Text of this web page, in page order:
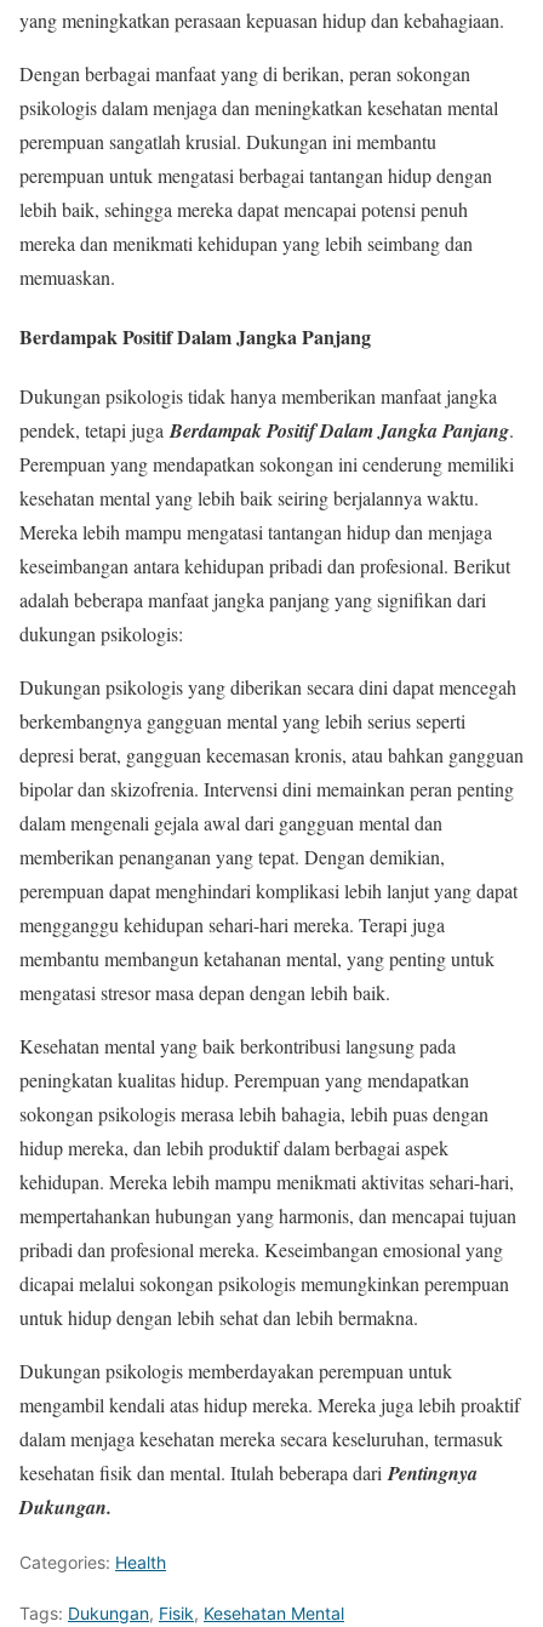
yang meningkatkan perasaan kepuasan hidup dan kebahagiaan.
Dengan berbagai manfaat yang di berikan, peran sokongan
psikologis dalam menjaga dan meningkatkan kesehatan mental
perempuan sangatlah krusial. Dukungan ini membantu
perempuan untuk mengatasi berbagai tantangan hidup dengan
lebih baik, sehingga mereka dapat mencapai potensi penuh
mereka dan menikmati kehidupan yang lebih seimbang dan
memuaskan.
Berdampak Positif Dalam Jangka Panjang
Dukungan psikologis tidak hanya memberikan manfaat jangka
pendek, tetapi juga Berdampak Positif Dalam Jangka Panjang.
Perempuan yang mendapatkan sokongan ini cenderung memiliki
kesehatan mental yang lebih baik seiring berjalannya waktu.
Mereka lebih mampu mengatasi tantangan hidup dan menjaga
keseimbangan antara kehidupan pribadi dan profesional. Berikut
adalah beberapa manfaat jangka panjang yang signifikan dari
dukungan psikologis:
Dukungan psikologis yang diberikan secara dini dapat mencegah
berkembangnya gangguan mental yang lebih serius seperti
depresi berat, gangguan kecemasan kronis, atau bahkan gangguan
bipolar dan skizofrenia. Intervensi dini memainkan peran penting
dalam mengenali gejala awal dari gangguan mental dan
memberikan penanganan yang tepat. Dengan demikian,
perempuan dapat menghindari komplikasi lebih lanjut yang dapat
mengganggu kehidupan sehari-hari mereka. Terapi juga
membantu membangun ketahanan mental, yang penting untuk
mengatasi stresor masa depan dengan lebih baik.
Kesehatan mental yang baik berkontribusi langsung pada
peningkatan kualitas hidup. Perempuan yang mendapatkan
sokongan psikologis merasa lebih bahagia, lebih puas dengan
hidup mereka, dan lebih produktif dalam berbagai aspek
kehidupan. Mereka lebih mampu menikmati aktivitas sehari-hari,
mempertahankan hubungan yang harmonis, dan mencapai tujuan
pribadi dan profesional mereka. Keseimbangan emosional yang
dicapai melalui sokongan psikologis memungkinkan perempuan
untuk hidup dengan lebih sehat dan lebih bermakna.
Dukungan psikologis memberdayakan perempuan untuk
mengambil kendali atas hidup mereka. Mereka juga lebih proaktif
dalam menjaga kesehatan mereka secara keseluruhan, termasuk
kesehatan fisik dan mental. Itulah beberapa dari Pentingnya
Dukungan.
Categories: Health
Tags: Dukungan, Fisik, Kesehatan Mental